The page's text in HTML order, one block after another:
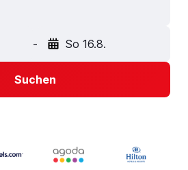
- So 16.8.
Suchen